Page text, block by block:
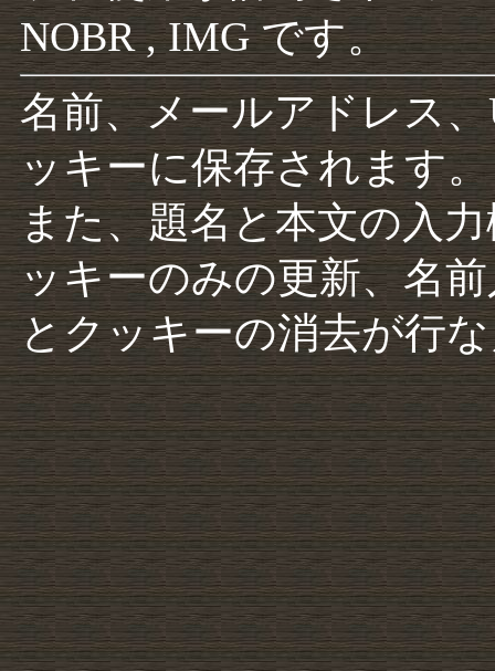
NOBR , IMG です。
名前、メールアドレス
ッキーに保存されます。
また、題名と本文の入
ッキーのみの更新、名
とクッキーの消去が行